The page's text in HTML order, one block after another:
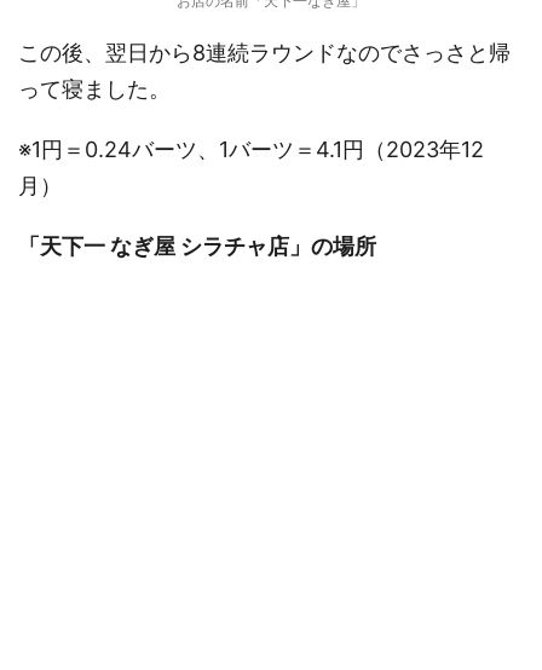
この後、翌日から8連続ラウンドなのでさっさと帰
って寝ました。
※1円＝0.24バーツ、1バーツ＝4.1円（2023年12
月）
「天下一 なぎ屋 シラチャ店」の場所